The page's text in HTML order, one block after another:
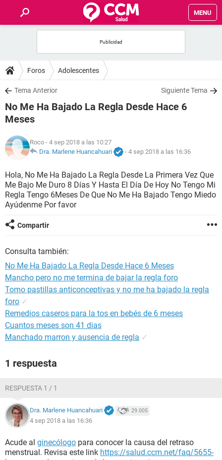
MENU
FOROS
SALUD
FAMILIA
NUTRICIÓN
SEXUALIDAD
Foros Adolescentes
Tema Anterior Siguiente Tema
No Me Ha Bajado La Regla Desde Hace 6
Meses
Roco - 4 sep 2018 a las 10:27
Dra. Marlene Huancahuari
- 4 sep 2018 a las 16:36
Hola, No Me Ha Bajado La Regla Desde La Primera Vez Que
Me Bajo Me Duro 8 Días Y Hasta El Día De Hoy No Tengo Mi
Regla Tengo 6Meses De Que No Me Ha Bajado Tengo Miedo
Ayúdenme Por favor
Compartir
Consulta también:
No Me Ha Bajado La Regla Desde Hace 6 Meses
Mancho pero no me termina de bajar la regla foro
Tomo pastillas anticonceptivas y no me ha bajado la regla
foro ✓
Remedios caseros para la tos en bebés de 6 meses
Cuantos meses son 41 dias
Manchado marron y ausencia de regla ✓
1 respuesta
RESPUESTA 1 / 1
Dra. Marlene Huancahuari 29.005
4 sep 2018 a las 16:36
Acude al ginecólogo para conocer la causa del retraso
menstrual. Revisa este link https://salud.ccm.net/faq/5655-